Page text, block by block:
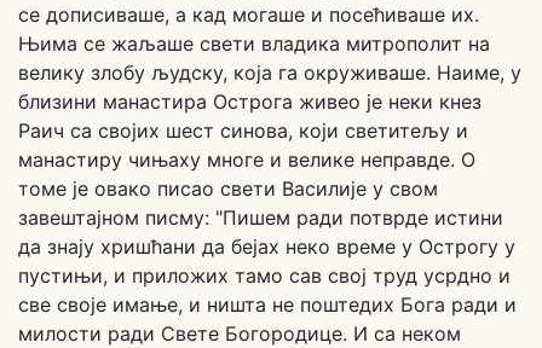
се дописиваше, а кад могаше и посећиваше их.
Њима се жаљаше свети владика митрополит на
велику злобу људску, која га окруживаше. Наиме, у
близини манастира Острога живео је неки кнез
Раич са својих шест синова, који светитељу и
манастиру чињаху многе и велике неправде. О
томе је овако писао свети Василије у свом
завештајном писму: "Пишем ради потврде истини
да знају хришћани да бејах неко време у Острогу у
пустињи, и приложих тамо сав свој труд усрдно и
све своје имање, и ништа не поштедих Бога ради и
милости ради Свете Богородице. И са неком